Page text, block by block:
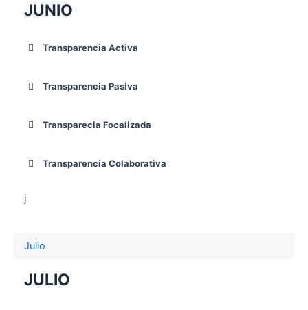
JUNIO
Transparencia Activa
Transparencia Pasiva
Transparecia Focalizada
Transparencia Colaborativa
j
Julio
JULIO